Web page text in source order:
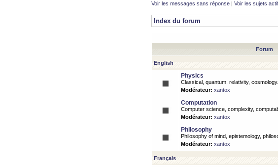
Voir les messages sans réponse | Voir les sujets
Index du forum
Forum
English
Physics
Classical, quantum, relativity, cosmology..
Modérateur: xantox
Computation
Computer science, complexity,
Modérateur: xantox
Philosophy
Philosophy of mind, epistemology,
Modérateur: xantox
Français